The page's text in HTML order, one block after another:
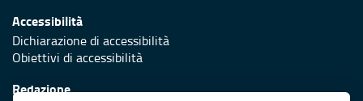
Accessibilità
Dichiarazione di accessibilità
Obiettivi di accessibilità
Redazione